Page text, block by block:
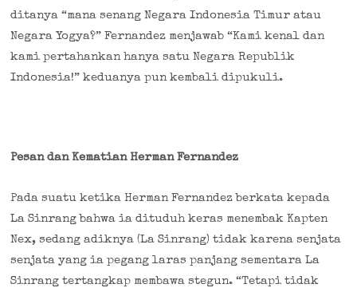
ditanya “mana senang Negara Indonesia Timur atau
Negara Yogya?” Fernandez menjawab “Kami kenal dan
kami pertahankan hanya satu Negara Republik
Indonesia!” keduanya pun kembali dipukuli.
Pesan dan Kematian Herman Fernandez
Pada suatu ketika Herman Fernandez berkata kepada
La Sinrang bahwa ia dituduh keras menembak Kapten
Nex, sedang adiknya (La Sinrang) tidak karena senjata
senjata yang ia pegang laras panjang sementara La
Sinrang tertangkap membawa stegun. “Tetapi tidak